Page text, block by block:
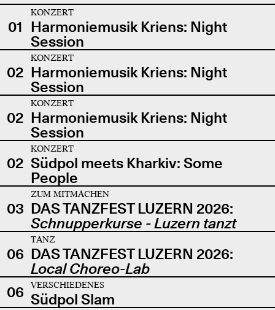
01
KONZERT
Harmoniemusik Kriens: Night
Session
02
KONZERT
Harmoniemusik Kriens: Night
Session
02
KONZERT
Harmoniemusik Kriens: Night
Session
02
KONZERT
Südpol meets Kharkiv: Some
People
03
ZUM MITMACHEN
DAS TANZFEST LUZERN 2026:
Schnupperkurse - Luzern tanzt
06
TANZ
DAS TANZFEST LUZERN 2026:
Local Choreo-Lab
06
VERSCHIEDENES
Südpol Slam